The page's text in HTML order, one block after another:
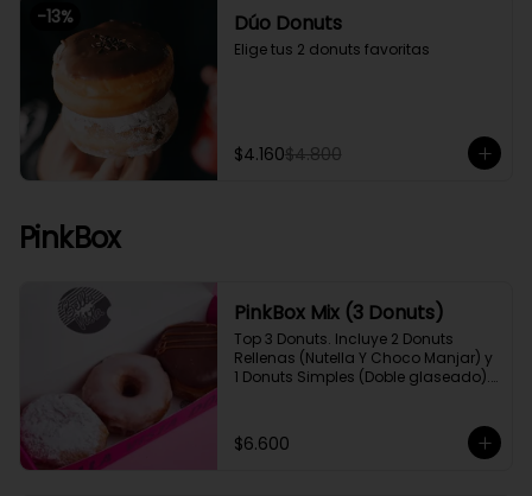
-13% Dúo Donuts
Elige tus 2 donuts favoritas
$4.160$4.800
PinkBox
PinkBox Mix (3 Donuts)
Top 3 Donuts. Incluye 2 Donuts
Rellenas (Nutella Y Choco Manjar) y
1 Donuts Simples (Doble glaseado).
$6.600